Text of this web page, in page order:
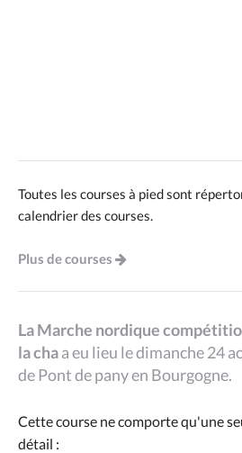
Toutes les courses à pied sont
calendrier des courses.
Plus de courses
La Marche nordique
la chaa eu lieu le dimanche 24
de Pont de pany en Bourgogne.
Cette course ne comporte qu'une
détail :